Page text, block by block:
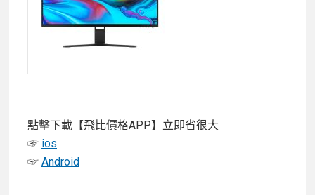
點擊下載【飛比價格APP】立即省很大
☞ ios
☞ Android